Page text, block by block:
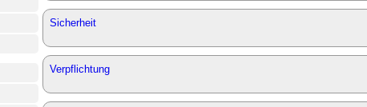
Sicherheit
Verpflichtung